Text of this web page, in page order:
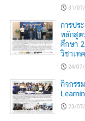
31/
การปร
หลักสูต
ศึกษา
วิชาเท
24/
กิจกรร
23/